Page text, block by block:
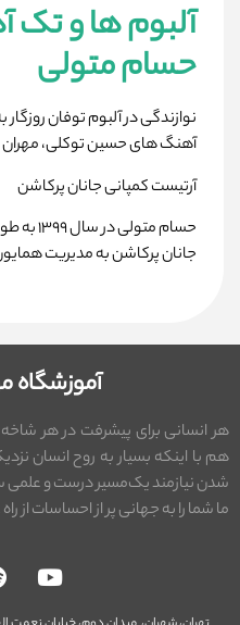
آلبوم ھا و
حسام متولی
نوازندگی در آلبوم توفان
آھنگ ھای حسین توکلی، مھران
آرتیست کمپانی جانان پرکاشن
حسام
جانان پرکاشن به مدیریت
آموزشگاه
هر انسانی برای پیشرفت در هر
هم با اینکه بسیار به روح انسان
شدن نیازمند یک‌مسیر درست و
ما شما را به جهانی پر از احساسات از